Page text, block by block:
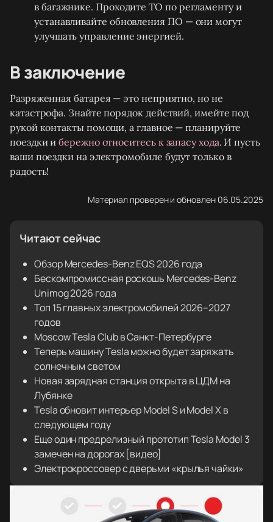
в багажнике. Проходите ТО по регламенту и
устанавливайте обновления ПО — они могут
улучшать управление энергией.
В заключение
Разряженная батарея — это неприятно, но не
катастрофа. Знайте порядок действий, имейте под
рукой контакты помощи, а главное — планируйте
поездки ибережно относитесь к запасу хода. И пусть
ваши поездки на электромобиле будут только в
радость!
Материал проверен и обновлен 06.05.2025
Читают сейчас
Обзор Mercedes-Benz EQS 2026 года
Бескомпромиссная роскошь Mercedes-Benz
Unimog 2026 года
Топ 15 главных электромобилей 2026–2027
годов
Moscow Tesla Club в Санкт-Петербурге
Теперь машину Tesla можно будет заряжать
солнечным светом
Новая зарядная станция открыта в ЦДМ на
Лубянке
Tesla обновит интерьер Model S и Model X в
следующем году
Еще один предрелизный прототип Tesla Model 3
замечен на дорогах [видео]
Электрокроссовер с дверьми «крылья чайки»